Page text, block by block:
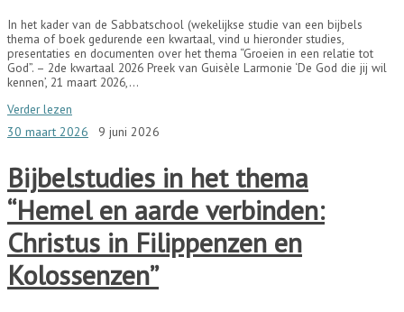
In het kader van de Sabbatschool (wekelijkse studie van een bijbels
thema of boek gedurende een kwartaal, vind u hieronder studies,
presentaties en documenten over het thema “Groeien in een relatie tot
God”. – 2de kwartaal 2026 Preek van Guisèle Larmonie ‘De God die jij wil
kennen’, 21 maart 2026,…
Verder lezen
30 maart 2026
9 juni 2026
Bijbelstudies in het thema
“Hemel en aarde verbinden:
Christus in Filippenzen en
Kolossenzen”